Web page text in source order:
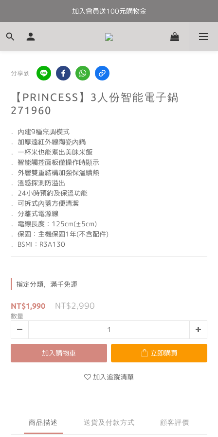
全館滿千免運
加入會員送100元購物金
全館滿千免運
分享到
【PRINCESS】3人份智能電子鍋
271960
．內建9種烹調模式
．加厚遠紅外線陶瓷內鍋
．一杯米也能煮出美味米飯
．智能觸控面板僅操作時顯示
．外層雙重結構加強保溫續熱
．溫感探測防溢出
．24小時預約及保溫功能
．可拆式內蓋方便清潔
．分離式電源線
．電線長度：125cm(±5cm)
．保固：主機保固1年(不含配件)
．BSMI：R3A130
指定分類，滿千免運
NT$1,990 NT$2,990
數量
加入購物車 立即購買
加入追蹤清單
商品描述 送貨及付款方式 顧客評價